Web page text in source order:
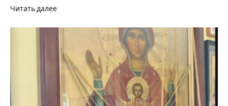
Читать далее